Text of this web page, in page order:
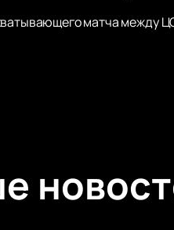
матча между